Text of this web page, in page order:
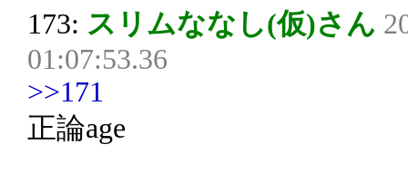
173: スリムななし(仮)さん
01:07:53.36
>>171
正論age